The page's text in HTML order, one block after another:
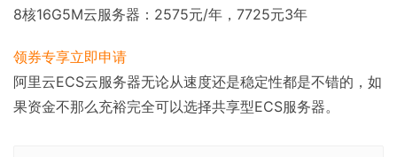
8核16G5M云服务器：2575元/年，7725元3年
领券专享立即申请
阿里云ECS云服务器无论从速度还是稳定性都是不错的，如
果资金不那么充裕完全可以选择共享型ECS服务器。